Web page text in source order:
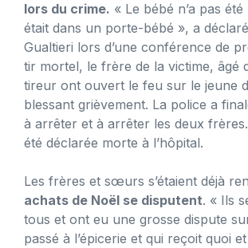
lors du crime. « Le bébé n’a pas
était dans un porte-bébé », a
Gualtieri lors d’une conférence de
tir mortel, le frère de la victime, âgé
tireur ont ouvert le feu sur le jeune
blessant grièvement. La police a
à arrêter et à arrêter les deux
été déclarée morte à l’hôpital.
Les frères et sœurs s’étaient déjà
achats de Noël se disputent. « Ils
tous et ont eu une grosse dispute
passé à l’épicerie et qui reçoit quoi